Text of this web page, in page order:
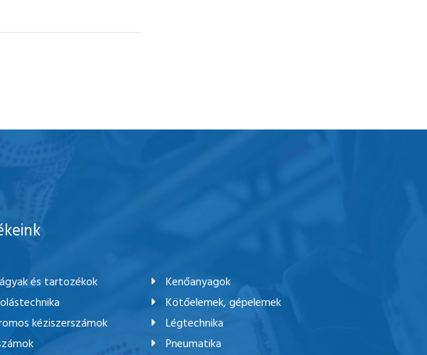
és tartozékok
kéziszerszámok
Kenőanyagok
Kötőelemek, gépelemek
Légtechnika
Pneumatika